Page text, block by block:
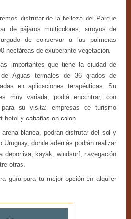
Excursiones
Fotografías
disfrutar de la belleza del Parque
de pájaros multicolores, arroyos de
de conservar a las palmeras
hectáreas de exuberante vegetación.
importantes que tiene la ciudad de
Aguas termales de 36 grados de
en aplicaciones terapéuticas. Su
muy variada, podrá encontrar, con
su visita: empresas de turismo
hotel y cabañas en colon
blanca, podrán disfrutar del sol y
donde además podrán realizar
deportiva, kayak, windsurf, navegación
otras.
guía para tu mejor opción en alquiler